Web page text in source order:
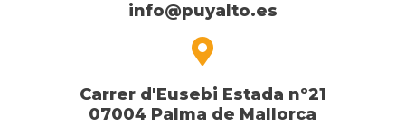
info@puyalto.es
Carrer d'Eusebi Estada nº21
07004 Palma de Mallorca